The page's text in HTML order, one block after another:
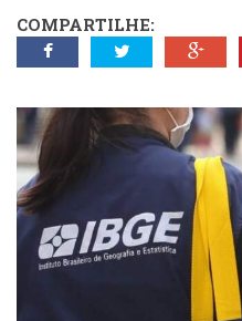
COMPARTILHE: